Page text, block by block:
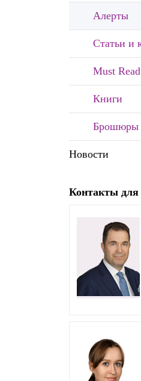
Почему
Обращение
ответственность
Алерты
Статьи и
Must Read
Книги
Брошюры
Новости
Контакты для